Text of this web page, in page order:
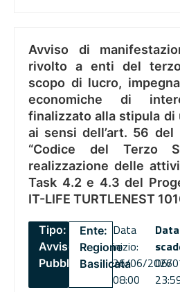
Avviso di
rivolto a enti del
scopo di lucro,
economiche di
finalizzato alla stipula di
ai sensi dell’art. 56 del
“Codice del Terzo
realizzazione delle
Task 4.2 e 4.3 del
IT-LIFE TURTLENEST
Tipo:
Avviso
Pubblico
Ente:
Regione
Basilicata
Data
inizio:
26/06/2026
08:00
06/